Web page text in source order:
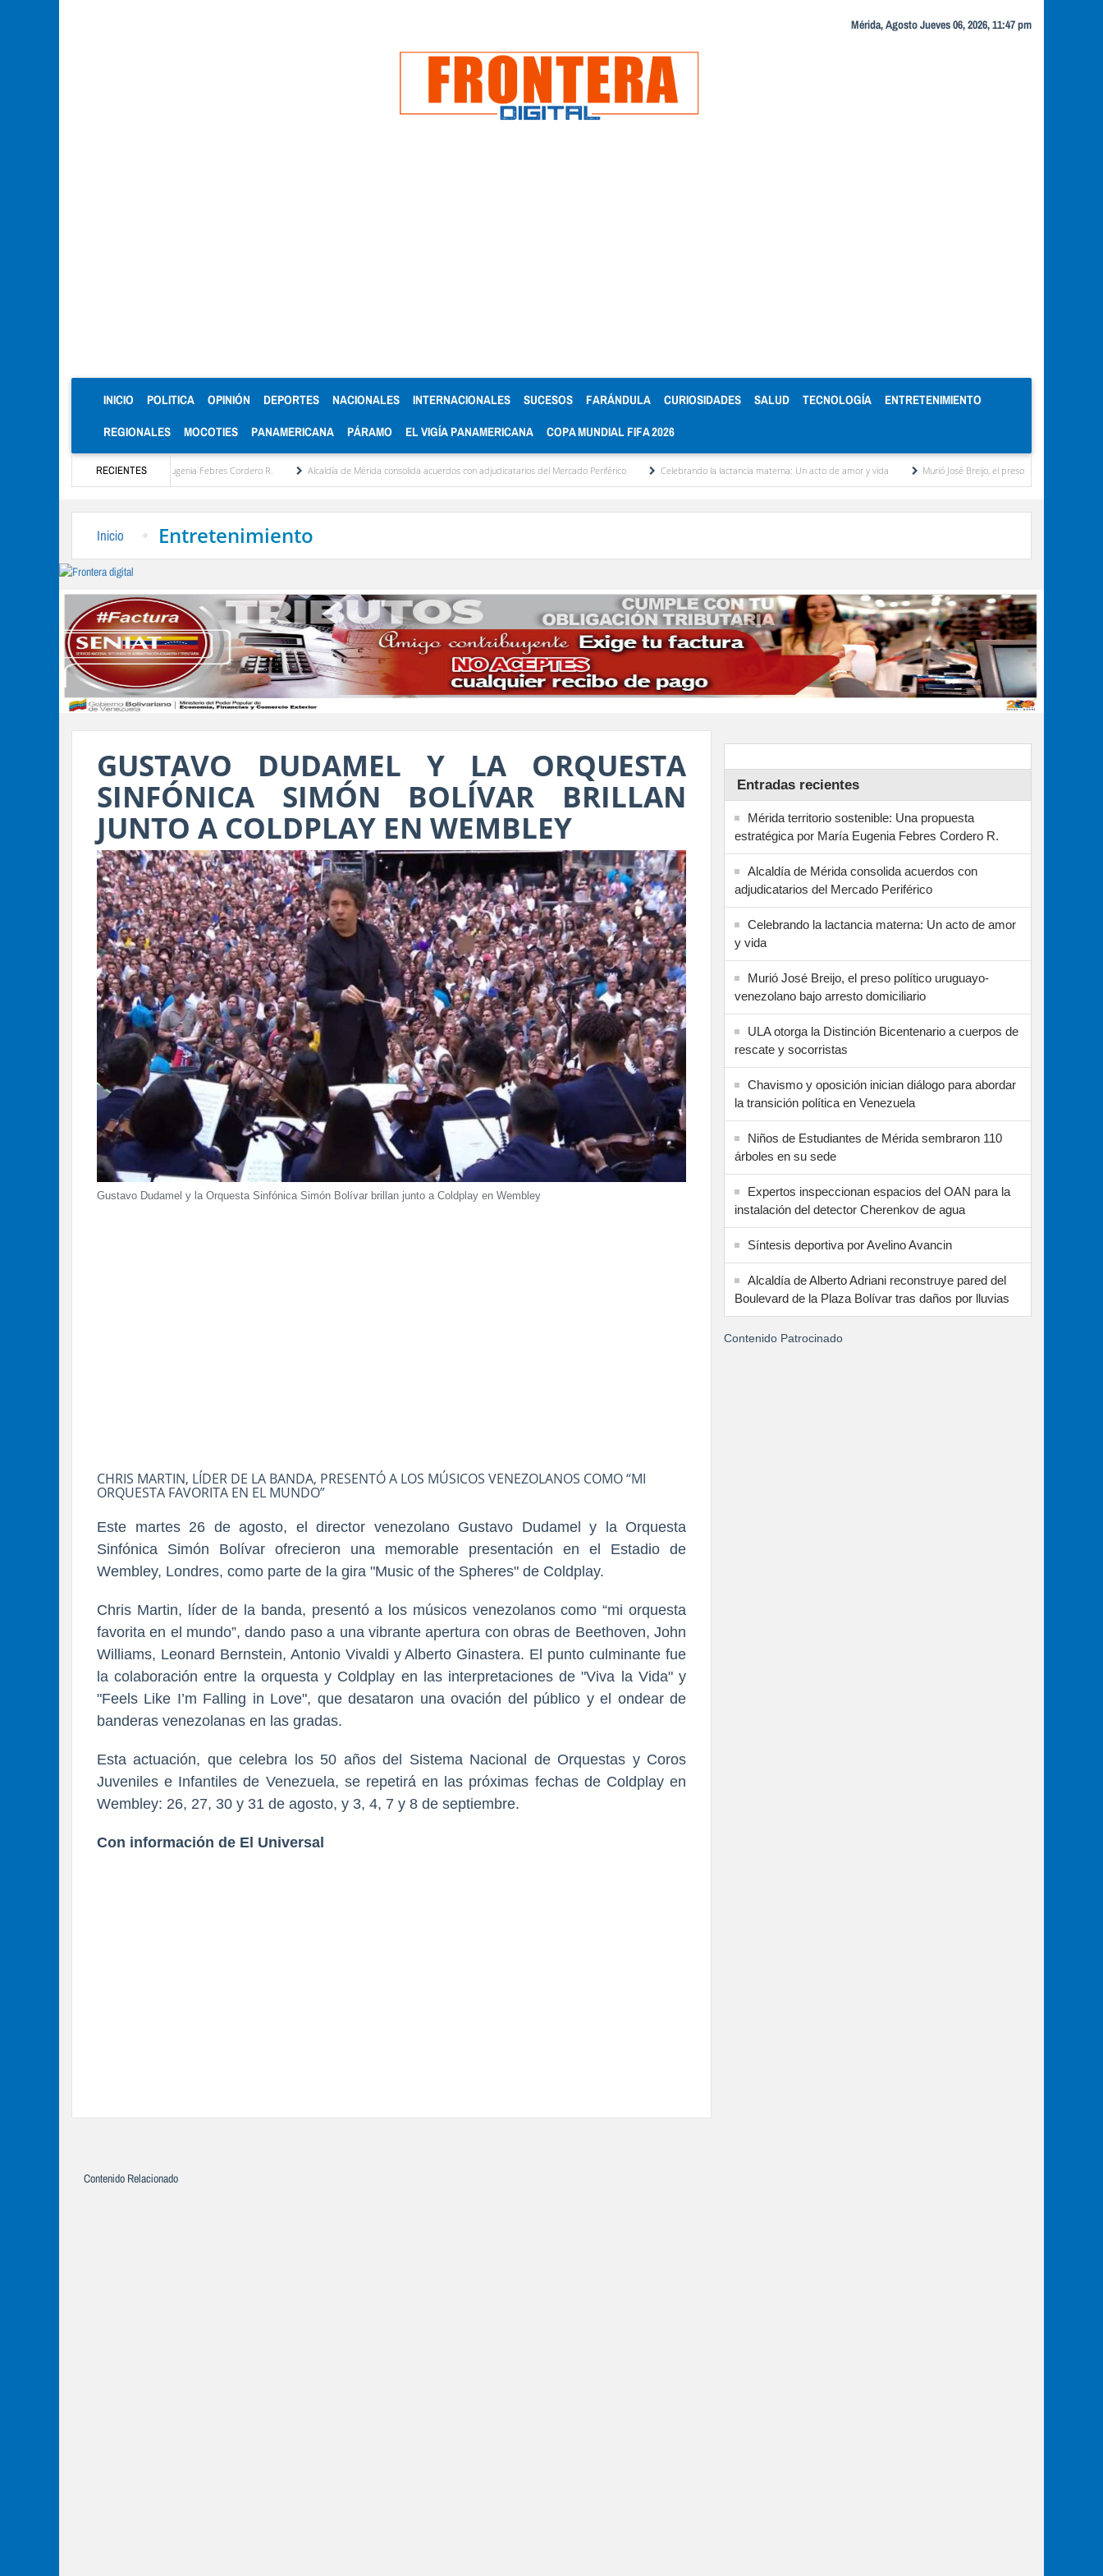
Mérida, Agosto Jueves 06, 2026, 11:47 pm
INICIO (CURRENT)
POLITICA OPINIÓN DEPORTES NACIONALES INTERNACIONALES SUCESOS FARÁNDULA CURIOSIDADES SALUD TECNOLOGÍA ENTRETENIMIENTO
REGIONALES MOCOTIES PANAMERICANA PÁRAMO EL VIGÍA PANAMERICANA COPA MUNDIAL FIFA 2026
RECIENTES
estratégica por María Eugenia Febres Cordero R. Alcaldía de Mérida consolida acuerdos con adjudicatarios del Mercado Periférico Celebrando la lactancia materna: Un acto de amor y vida Murió José Breijo, el preso político uruguayo-venezolano
Inicio Entretenimiento
GUSTAVO DUDAMEL Y LA ORQUESTA
SINFÓNICA SIMÓN BOLÍVAR BRILLAN
JUNTO A COLDPLAY EN WEMBLEY
Gustavo Dudamel y la Orquesta Sinfónica Simón Bolívar brillan junto a Coldplay en Wembley
CHRIS MARTIN, LÍDER DE LA BANDA, PRESENTÓ A LOS MÚSICOS VENEZOLANOS COMO “MI
ORQUESTA FAVORITA EN EL MUNDO”
Este martes 26 de agosto, el director venezolano Gustavo Dudamel y la Orquesta
Sinfónica Simón Bolívar ofrecieron una memorable presentación en el Estadio de
Wembley, Londres, como parte de la gira "Music of the Spheres" de Coldplay.
Chris Martin, líder de la banda, presentó a los músicos venezolanos como “mi orquesta
favorita en el mundo”, dando paso a una vibrante apertura con obras de Beethoven, John
Williams, Leonard Bernstein, Antonio Vivaldi y Alberto Ginastera. El punto culminante fue
la colaboración entre la orquesta y Coldplay en las interpretaciones de "Viva la Vida" y
"Feels Like I’m Falling in Love", que desataron una ovación del público y el ondear de
banderas venezolanas en las gradas.
Esta actuación, que celebra los 50 años del Sistema Nacional de Orquestas y Coros
Juveniles e Infantiles de Venezuela, se repetirá en las próximas fechas de Coldplay en
Wembley: 26, 27, 30 y 31 de agosto, y 3, 4, 7 y 8 de septiembre.
Con información de El Universal
Entradas recientes
Mérida territorio sostenible: Una propuesta
estratégica por María Eugenia Febres Cordero R.
Alcaldía de Mérida consolida acuerdos con
adjudicatarios del Mercado Periférico
Celebrando la lactancia materna: Un acto de amor
y vida
Murió José Breijo, el preso político uruguayo-
venezolano bajo arresto domiciliario
ULA otorga la Distinción Bicentenario a cuerpos de
rescate y socorristas
Chavismo y oposición inician diálogo para abordar
la transición política en Venezuela
Niños de Estudiantes de Mérida sembraron 110
árboles en su sede
Expertos inspeccionan espacios del OAN para la
instalación del detector Cherenkov de agua
Síntesis deportiva por Avelino Avancin
Alcaldía de Alberto Adriani reconstruye pared del
Boulevard de la Plaza Bolívar tras daños por lluvias
Contenido Patrocinado
Contenido Relacionado